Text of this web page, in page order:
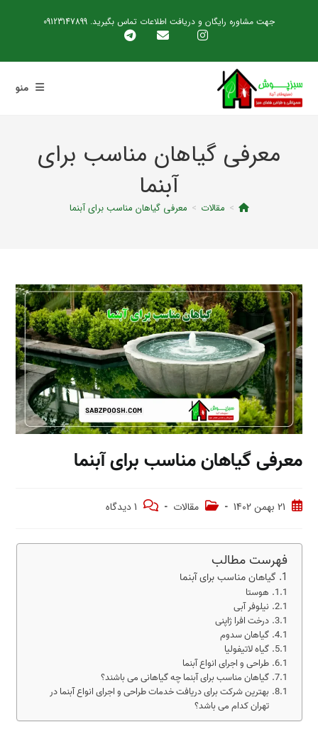
جهت مشاوره رایگان و دریافت اطلاعات تماس بگیرید. 09123147899
منو
معرفی گیاهان مناسب برای
آبنما
> مقالات > معرفی گیاهان مناسب برای آبنما
معرفی گیاهان مناسب برای آبنما
21 بهمن 1402 مقالات 1 دیدگاه
فهرست مطالب
گیاهان مناسب برای آبنما
هوستا
نیلوفر آبی
درخت افرا ژاپنی
گیاهان سدوم
گیاه لاتیفولیا
طراحی و اجرای انواع آبنما
گیاهان مناسب برای آبنما چه گیاهانی می باشند؟
بهترین شرکت برای دریافت خدمات طراحی و اجرای انواع آبنما در
تهران کدام می باشد؟